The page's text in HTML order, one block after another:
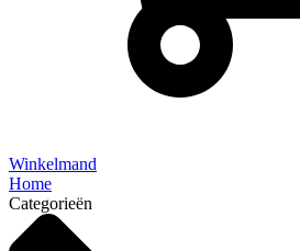
Winkelmand
Home
Categorieën